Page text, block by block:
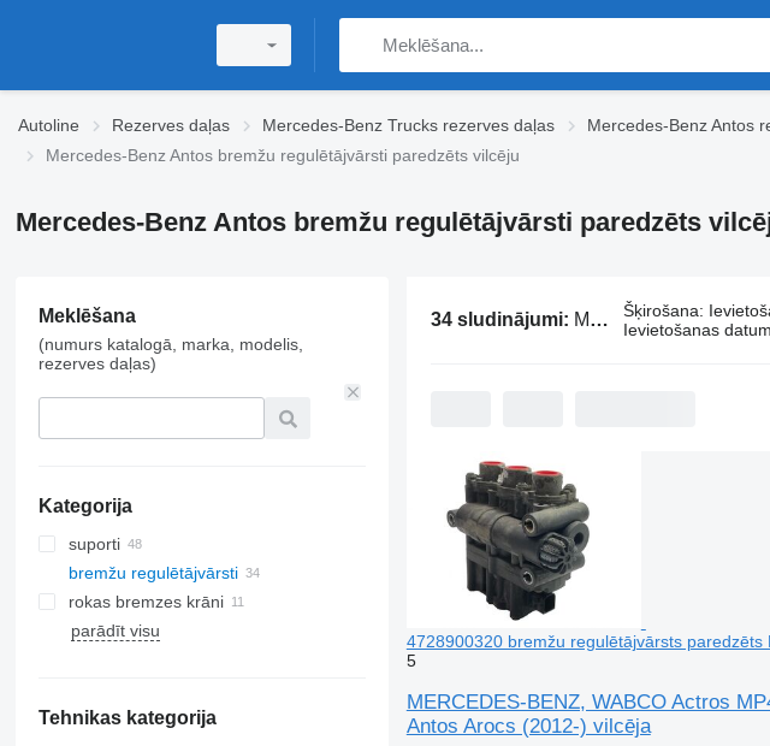
Autoline Rezerves daļas Mercedes-Benz Trucks rezerves daļas Mercedes-Benz Antos
Mercedes-Benz Antos bremžu regulētājvārsti paredzēts vilcēju
Mercedes-Benz Antos bremžu regulētājvārsti paredzēts
Meklēšana
(numurs katalogā, marka, modelis,
rezerves daļas)
Kategorija
suporti
bremžu regulētājvārsti
rokas bremzes krāni
parādīt visu
Tehnikas kategorija
34 sludinājumi: Mercedes-Benz Antos bremžu regulētājvārsti paredzēts vilcēju Šķirošana:
Ievietošanas
4728900320 bremžu regulētājvārsts
5
MERCEDES-BENZ, WABCO Actros
Antos Arocs (2012-) vilcēja